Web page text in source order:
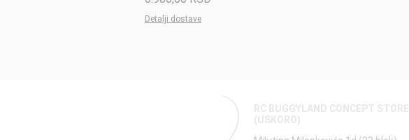
Detalji dostave
RC BUGGYLAND CONCEPT STORE
(USKORO)